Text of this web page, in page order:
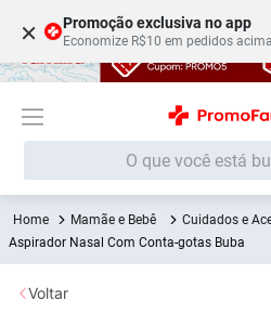
× Promoção exclusiva no app
Economize R$10 em pedidos
O que você está buscando?
Mamãe e Bebê Cuidados e
Aspirador Nasal Com Conta-gotas Buba
Voltar
Termos mais buscados
1º Fralda
2